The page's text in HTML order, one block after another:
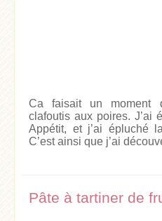
Ca faisait un moment
clafoutis aux poires. J’ai
Appétit, et j’ai épluché
C’est ainsi que j’ai
Pâte à tartiner de